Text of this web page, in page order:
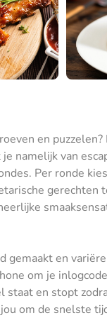
en
namelijk van
Per ronde
gemaakt en
om je
staat en stopt
om de snelste